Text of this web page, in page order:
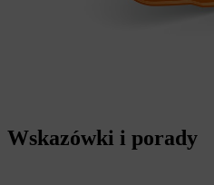
Wskazówki i porady